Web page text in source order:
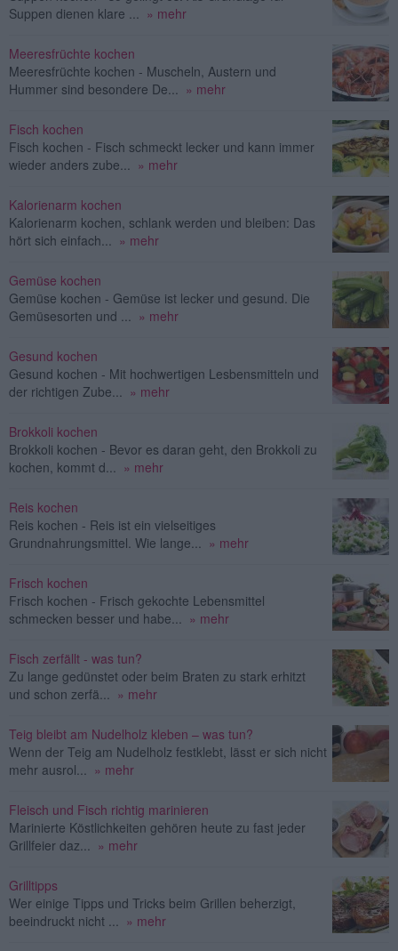
Suppen dienen klare ... » mehr
Meeresfrüchte kochen
Meeresfrüchte kochen - Muscheln, Austern und
Hummer sind besondere De... » mehr
Fisch kochen
Fisch kochen - Fisch schmeckt lecker und kann immer
wieder anders zube... » mehr
Kalorienarm kochen
Kalorienarm kochen, schlank werden und bleiben: Das
hört sich einfach... » mehr
Gemüse kochen
Gemüse kochen - Gemüse ist lecker und gesund. Die
Gemüsesorten und ... » mehr
Gesund kochen
Gesund kochen - Mit hochwertigen Lesbensmitteln und
der richtigen Zube... » mehr
Brokkoli kochen
Brokkoli kochen - Bevor es daran geht, den Brokkoli zu
kochen, kommt d... » mehr
Reis kochen
Reis kochen - Reis ist ein vielseitiges
Grundnahrungsmittel. Wie lange... » mehr
Frisch kochen
Frisch kochen - Frisch gekochte Lebensmittel
schmecken besser und habe... » mehr
Fisch zerfällt - was tun?
Zu lange gedünstet oder beim Braten zu stark erhitzt
und schon zerfä... » mehr
Teig bleibt am Nudelholz kleben – was tun?
Wenn der Teig am Nudelholz festklebt, lässt er sich nicht
mehr ausrol... » mehr
Fleisch und Fisch richtig marinieren
Marinierte Köstlichkeiten gehören heute zu fast jeder
Grillfeier daz... » mehr
Grilltipps
Wer einige Tipps und Tricks beim Grillen beherzigt,
beeindruckt nicht ... » mehr